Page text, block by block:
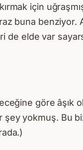
için
buna benziyor.
elde var
göre âşık
yokmuş. Bu